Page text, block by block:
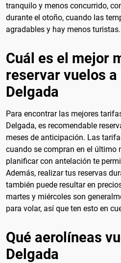
tranquilo y menos concurrido,
durante el otoño, cuando las
agradables y hay menos turistas.
Cuál es el mejor
reservar vuelos a
Delgada
Para encontrar las mejores
Delgada, es recomendable
meses de anticipación. Las
cuando se compran en el último
planificar con antelación te
Además, realizar tus reservas
también puede resultar en
martes y miércoles son
para volar, así que ten esto en
Qué aerolíneas
Delgada